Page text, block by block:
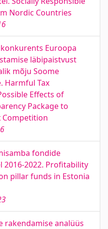
Nordic Countries
Euroopa
läbipaistvust
mõju Soome
Harmful Tax
Effects of
Package to
Competition
fondide
2022. Profitability
pillar funds in Estonia
rakendamise analüüs